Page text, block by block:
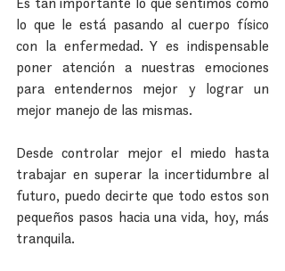
lo que le está pasando al cuerpo físico
con la enfermedad. Y es indispensable
poner atención a nuestras emociones
para entendernos mejor y lograr un
mejor manejo de las mismas.
Desde controlar mejor el miedo hasta
trabajar en superar la incertidumbre al
futuro, puedo decirte que todo estos son
pequeños pasos hacia una vida, hoy, más
tranquila.